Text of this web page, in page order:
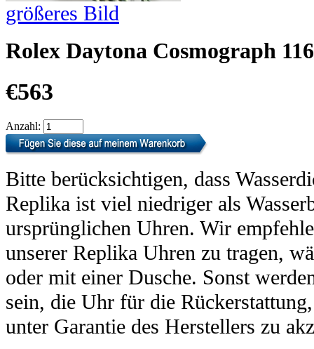
größeres Bild
Rolex Daytona Cosmograph
€563
Anzahl:
Bitte berücksichtigen, dass
Replika ist viel niedriger als
ursprünglichen Uhren. Wir
unserer Replika Uhren zu tragen,
oder mit einer Dusche. Sonst
sein, die Uhr für die
unter Garantie des Herstellers zu